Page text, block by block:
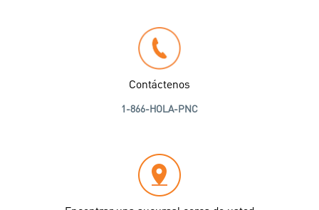
Contáctenos
1-866-HOLA-PNC